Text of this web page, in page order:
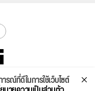
ความยอดนิยม ติดต่อเรา
รณ์ที่ดีในการใช้เว็บไซต์